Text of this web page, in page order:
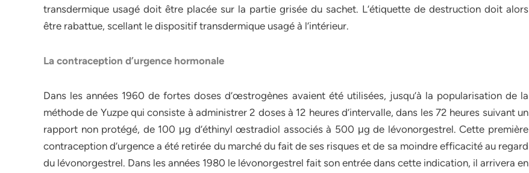
transdermique usagé doit être placée sur la partie grisée du sachet. L’étiquette de destruction doit alors
être rabattue, scellant le dispositif transdermique usagé à l’intérieur.
La contraception d’urgence hormonale
Dans les années 1960 de fortes doses d’œstrogènes avaient été utilisées, jusqu’à la popularisation de la
méthode de Yuzpe qui consiste à administrer 2 doses à 12 heures d’intervalle, dans les 72 heures suivant un
rapport non protégé, de 100 μg d’éthinyl œstradiol associés à 500 μg de lévonorgestrel. Cette première
contraception d’urgence a été retirée du marché du fait de ses risques et de sa moindre efficacité au regard
du lévonorgestrel. Dans les années 1980 le lévonorgestrel fait son entrée dans cette indication, il arrivera en